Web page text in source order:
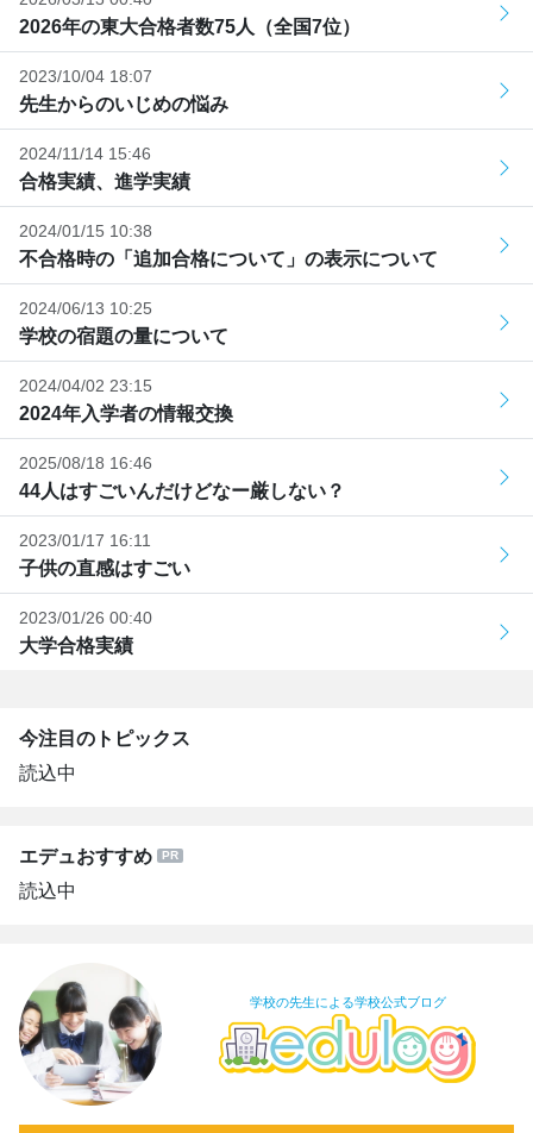
2026年の東大合格者数75人（全国7位）
2023/10/04 18:07
先生からのいじめの悩み
2024/11/14 15:46
合格実績、進学実績
2024/01/15 10:38
不合格時の「追加合格について」の表示について
2024/06/13 10:25
学校の宿題の量について
2024/04/02 23:15
2024年入学者の情報交換
2025/08/18 16:46
44人はすごいんだけどなー厳しない？
2023/01/17 16:11
子供の直感はすごい
2023/01/26 00:40
大学合格実績
今注目のトピックス
読込中
エデュおすすめ
読込中
学校の先生による学校公式ブログ